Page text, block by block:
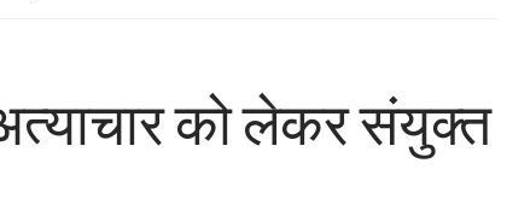
को लेकर संयुक्त